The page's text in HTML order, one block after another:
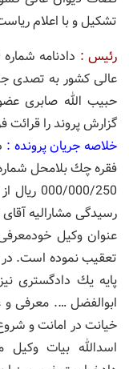
تشكیل و با اعلام
رئیس :
عالی كشور به تصدی
حبیب الله صابری
گزارش پروند را قرائت
خلاصه جریان پرونده :
000/
رسیدگی مشارالیه
عنوان وكیل
تعقیب نموده است.
پایه یك دادگستری
ابوالفضل …. معرفی و
خیانت در امانت و
اسدالله بیات